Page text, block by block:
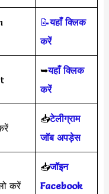
📝यहाँ क्लिक
करें
➥यहाँ क्लिक
करें
📥टेलीग्राम
जॉब अपड़ेस
करें
📥जॉइन
Facebook